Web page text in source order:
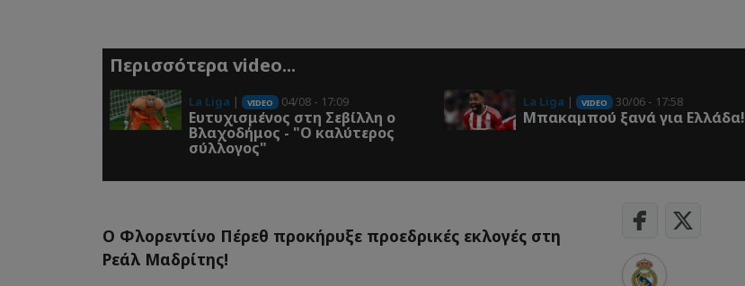
Περισσότερα video...
La Liga | VIDEO 04/08 - 17:09
Ευτυχισμένος στη Σεβίλλη ο
Βλαχοδήμος - "Ο καλύτερος
σύλλογος"
La Liga | VIDEO 30/06 - 17:58
Μπακαμπού ξανά για Ελλάδα!
Ο Φλορεντίνο Πέρεθ προκήρυξε προεδρικές εκλογές στη
Ρεάλ Μαδρίτης!